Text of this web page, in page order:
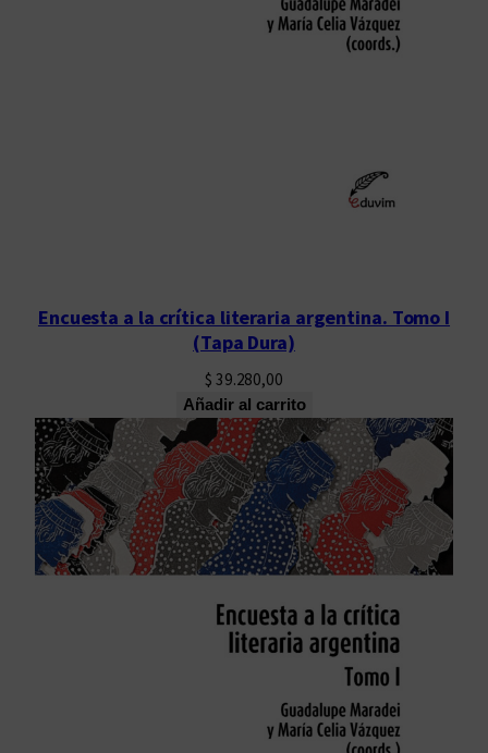
Encuesta a la crítica literaria argentina. Tomo I
(Tapa Dura)
$ 39.280,00
Añadir al carrito